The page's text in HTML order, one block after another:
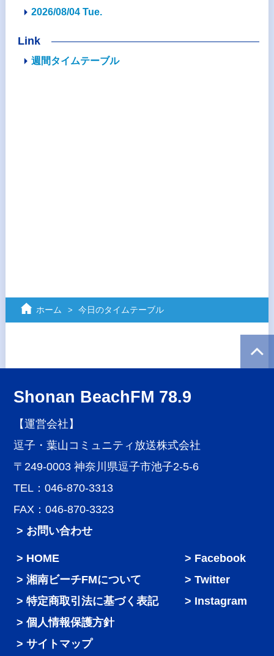
2026/08/04 Tue.
Link
週間タイムテーブル
ホーム 今日のタイムテーブル
Shonan BeachFM 78.9
【運営会社】
逗子・葉山コミュニティ放送株式会社
〒249-0003 神奈川県逗子市池子2-5-6
TEL：046-870-3313
FAX：046-870-3323
> お問い合わせ
HOME
湘南ビーチFMについて
特定商取引法に基づく表記
個人情報保護方針
サイトマップ
Facebook
Twitter
Instagram